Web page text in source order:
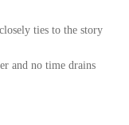
ties to the story
and no time drains